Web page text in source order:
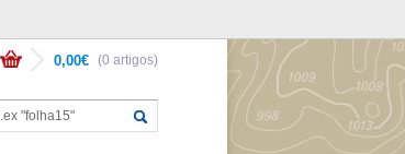
(0 artigos)
0,00€